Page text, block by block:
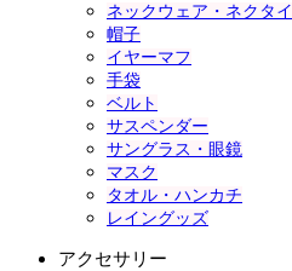
ネックウェア・ネクタイ
帽子
イヤーマフ
手袋
ベルト
サスペンダー
サングラス・眼鏡
マスク
タオル・ハンカチ
レイングッズ
アクセサリー